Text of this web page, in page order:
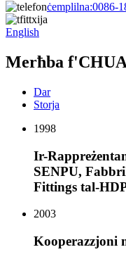
ċemplilna:0086-
English
Merħba
Dar
Storja
1998
Ir-
SENPU,
Fittings tal-
2003
Kooperazzjoni